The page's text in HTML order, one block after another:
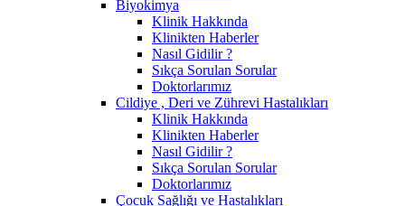
Biyokimya
Klinik Hakkında
Klinikten Haberler
Nasıl Gidilir ?
Sıkça Sorulan Sorular
Doktorlarımız
Cildiye , Deri ve Zührevi Hastalıkları
Klinik Hakkında
Klinikten Haberler
Nasıl Gidilir ?
Sıkça Sorulan Sorular
Doktorlarımız
Çocuk Sağlığı ve Hastalıkları